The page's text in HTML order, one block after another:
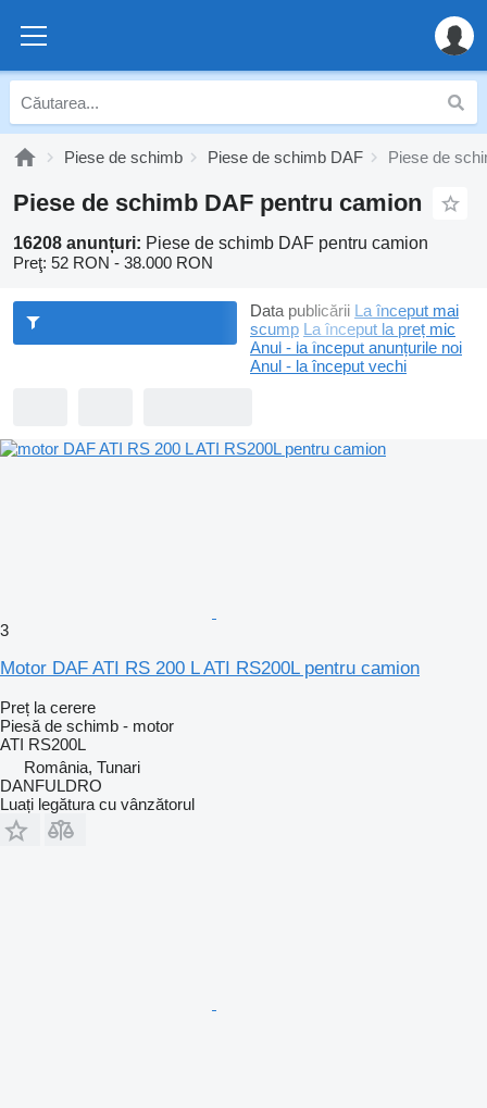
Piese de schimb Piese de schimb DAF Piese de
Piese de schimb DAF pentru camion
16208 anunțuri: Piese de schimb DAF pentru camion
Preţ: 52 RON - 38.000 RON
Data publicării La început mai
scump La început la preț mic
Anul - la început anunțurile noi
Anul - la început vechi
3
Motor DAF ATI RS 200 L ATI RS200L pentru camion
Preț la cerere
Piesă de schimb - motor
ATI RS200L
România, Tunari
DANFULDRO
Luați legătura cu vânzătorul